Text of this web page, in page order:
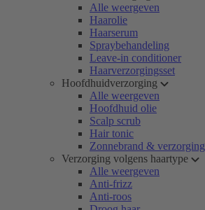
Alle weergeven
Haarolie
Haarserum
Spraybehandeling
Leave-in conditioner
Haarverzorgingsset
Hoofdhuidverzorging
Alle weergeven
Hoofdhuid olie
Scalp scrub
Hair tonic
Zonnebrand & verzorging
Verzorging volgens haartype
Alle weergeven
Anti-frizz
Anti-roos